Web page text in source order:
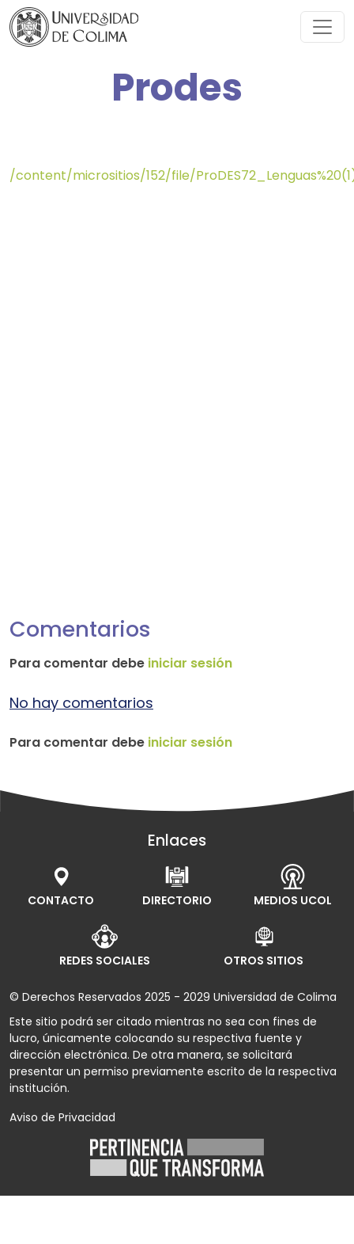
Prodes
/content/micrositios/152/file/
Comentarios
Para comentar debe iniciar sesión
No hay comentarios
Para comentar debe iniciar sesión
Enlaces
CONTACTO DIRECTORIO MEDIOS UCOL
REDES SOCIALES OTROS SITIOS
© Derechos Reservados 2025 - 2029 Universidad de Colima
Este sitio podrá ser citado mientras no sea con fines de
lucro, únicamente colocando su respectiva fuente y
dirección electrónica. De otra manera, se solicitará
presentar un permiso previamente escrito de la respectiva
institución.
Aviso de Privacidad